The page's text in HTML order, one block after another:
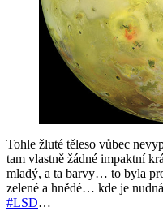
Tohle žluté těleso vůbec
tam vlastně žádné impaktní
mladý, a ta barvy… to byla
zelené a hnědé… kde je
#LSD…